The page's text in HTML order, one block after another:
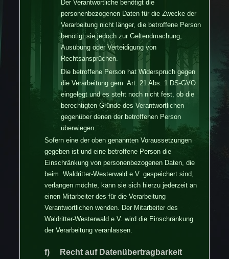
Der Verantwortliche benötigt die
personenbezogenen Daten für die Zwecke der
Verarbeitung nicht länger, die betroffene Person
benötigt sie jedoch zur Geltendmachung,
Ausübung oder Verteidigung von
Rechtsansprüchen.
Die betroffene Person hat Widerspruch gegen
die Verarbeitung gem. Art. 21 Abs. 1 DS-GVO
eingelegt und es steht noch nicht fest, ob die
berechtigten Gründe des Verantwortlichen
gegenüber denen der betroffenen Person
überwiegen.
Sofern eine der oben genannten Voraussetzungen
gegeben ist und eine betroffene Person die
Einschränkung von personenbezogenen Daten, die
beim Waldritter-Westerwald e.V. gespeichert sind,
verlangen möchte, kann sie sich hierzu jederzeit an
einen Mitarbeiter des für die Verarbeitung
Verantwortlichen wenden. Der Mitarbeiter des
Waldritter-Westerwald e.V. wird die Einschränkung
der Verarbeitung veranlassen.
f) Recht auf Datenübertragbarkeit